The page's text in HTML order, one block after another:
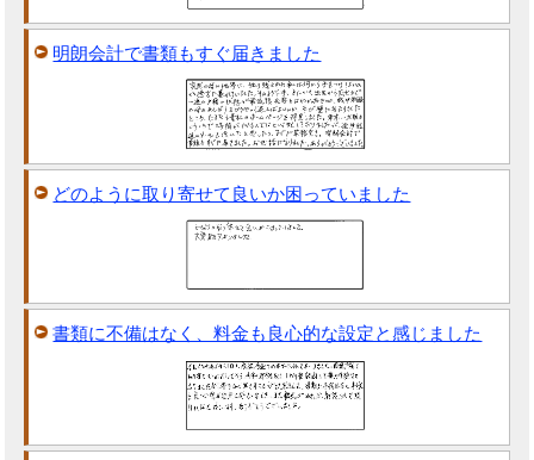
明朗会計で書類もすぐ届きました
どのように取り寄せて良いか困っていました
書類に不備はなく、料金も良心的な設定と感じました